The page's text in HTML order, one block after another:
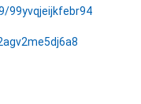
99yvqjeijkfebr94